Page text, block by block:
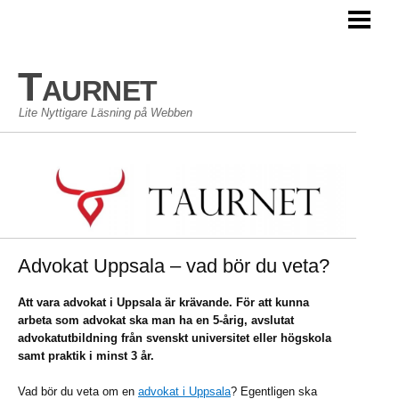
Taurnet
Lite Nyttigare Läsning på Webben
Advokat Uppsala – vad bör du veta?
Att vara advokat i Uppsala är krävande. För att kunna
arbeta som advokat ska man ha en 5-årig, avslutat
advokatutbildning från svenskt universitet eller högskola
samt praktik i minst 3 år.
Vad bör du veta om en advokat i Uppsala? Egentligen ska